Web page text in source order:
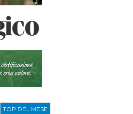
TOP DEL MESE